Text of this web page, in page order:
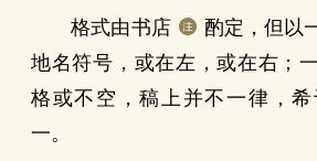
格式由书店
酌定，但以
地名符号，或在左，或在右；
格或不空，稿上并不一律，希
一。